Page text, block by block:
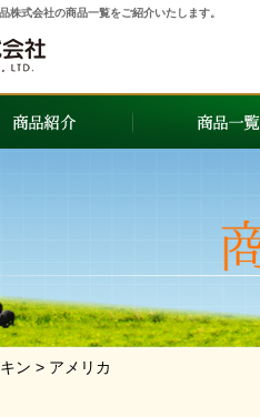
株式会社の商品一覧をご紹介いたします。
ン > アメリカ